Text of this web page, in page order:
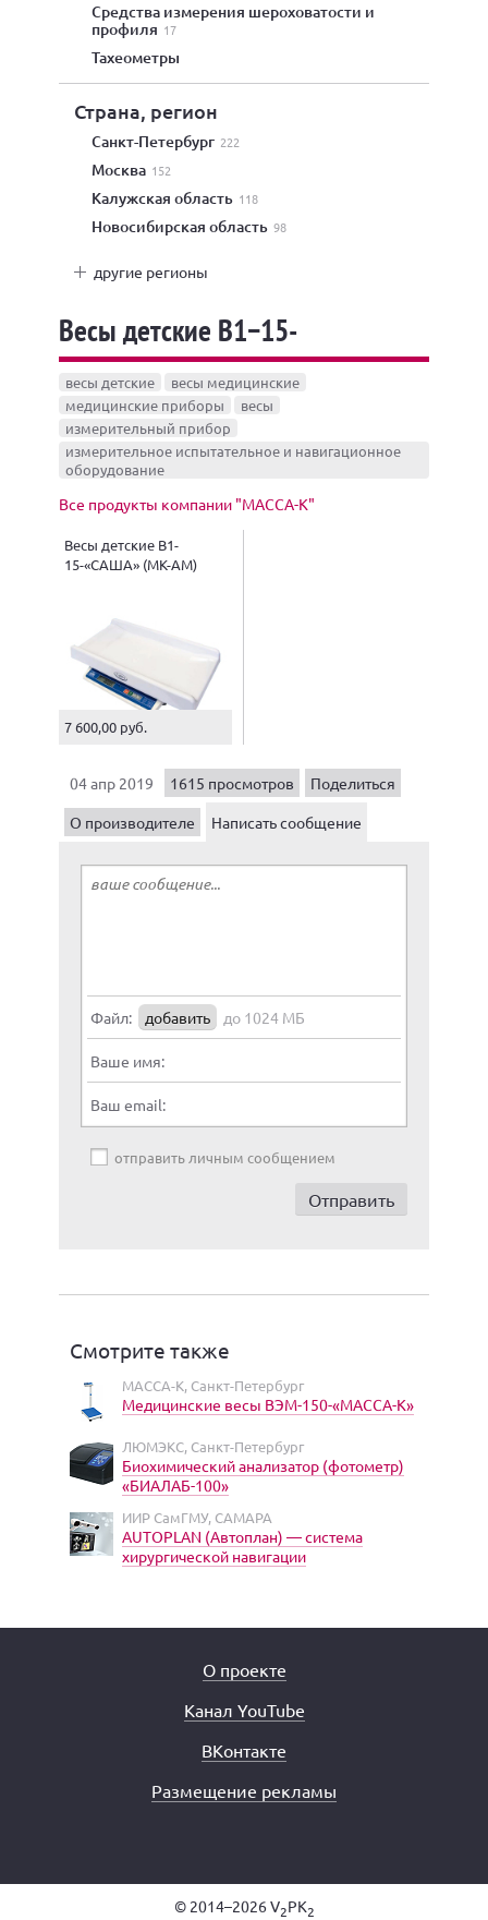
средства измерения шероховатости и
профиля 17
тахеометры
Страна, регион
Санкт-Петербург 222
Москва 152
Калужская область 118
Новосибирская область 98
другие регионы
Весы детские В1−15-
весы детские
весы медицинские
медицинские приборы
весы
измерительный прибор
измерительное испытательное и навигационное
оборудование
Все продукты компании "МАССА-К"
Весы детские В1-
15-«САША» (МК-АМ)
7 600,00 руб.
04 апр 2019 1615 просмотров
Поделиться
О производителе
Написать сообщение
Файл: добавить до 1024 МБ
Ваше имя:
Ваш email:
отправить личным сообщением
Смотрите также
МАССА-К, Санкт-Петербург
Медицинские весы ВЭМ-150-«МАССА-К»
ЛЮМЭКС, Санкт-Петербург
Биохимический анализатор (фотометр)
«БИАЛАБ-100»
ИИР СамГМУ, САМАРА
AUTOPLAN (Автоплан) — система
хирургической навигации
О проекте
Канал YouTube
ВКонтакте
Размещение рекламы
© 2014–2026 V2PK2